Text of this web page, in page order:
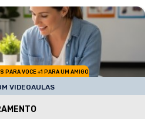
PARA VOCE +1 PARA UM AMIGO
VIDEOAULAS